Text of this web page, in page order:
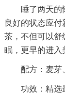
睡了两天的懒
良好的状态应
茶，不但可以舒
眠，更早的进入
配方：麦芽
功效：精选最